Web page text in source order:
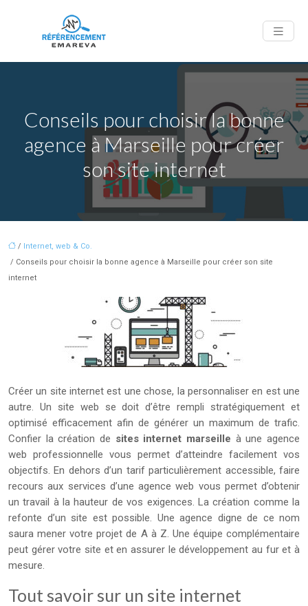
Conseils pour choisir la bonne
agence à Marseille pour créer
son site internet
/ Internet, web & Co.
/ Conseils pour choisir la bonne agence à Marseille pour créer son site
internet
Créer un site internet est une chose, la personnaliser en est une
autre. Un site web se doit d’être rempli stratégiquement et
optimisé efficacement afin de générer un maximum de trafic.
Confier la création de sites internet marseille à une agence
web professionnelle vous permet d’atteindre facilement vos
objectifs. En dehors d’un tarif particulièrement accessible, faire
recours aux services d’une agence web vous permet d’obtenir
un travail à la hauteur de vos exigences. La création comme la
refonte d’un site est possible. Une agence digne de ce nom
saura mener votre projet de A à Z. Une équipe complémentaire
peut gérer votre site et en assurer le développement au fur et à
mesure.
Tout savoir sur un site internet